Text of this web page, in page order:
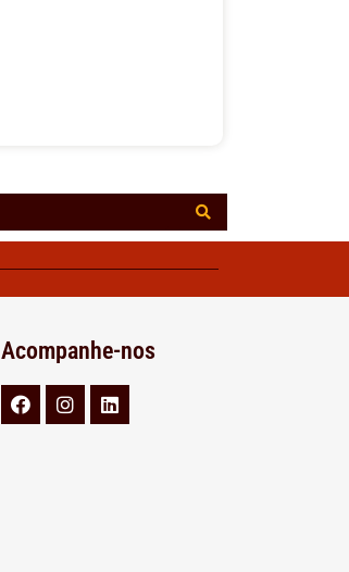
Acompanhe-nos